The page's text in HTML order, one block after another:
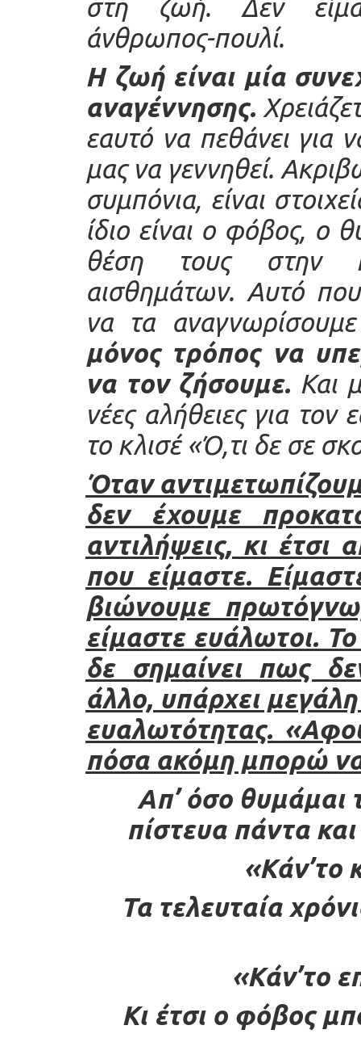
στη ζωή. Δεν
άνθρωπος-πουλί.
Η ζωή είναι μία
αναγέννησης.
εαυτό να πεθάνει για
μας να γεννηθεί.
συμπόνια, είναι
ίδιο είναι ο φόβος, ο
θέση τους στην
αισθημάτων. Αυτό που
να τα
μόνος τρόπος να
να τον ζήσουμε. Και
νέες αλήθειες για τον
το κλισέ «Ό,τι δε σε
Όταν
δεν έχουμε
αντιλήψεις, κι έτσι
που είμαστε.
βιώνουμε
είμαστε ευάλωτοι.
δε σημαίνει πως
άλλο, υπάρχει
ευαλωτότητας.
πόσα ακόμη μπορώ
Απ’ όσο θυμάμαι
πίστευα πάντα
«Κάν’το
Τα τελευταία
«Κάν’το
Κι έτσι ο φόβος